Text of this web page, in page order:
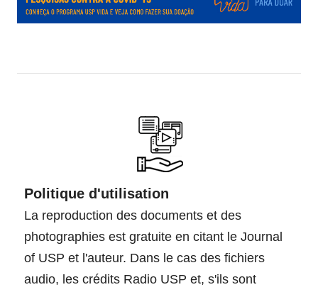
Politique d'utilisation
La reproduction des documents et des
photographies est gratuite en citant le Journal
of USP et l'auteur. Dans le cas des fichiers
audio, les crédits Radio USP et, s'ils sont